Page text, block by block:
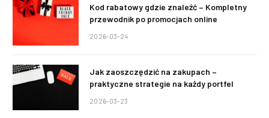
Kod rabatowy gdzie znaleźć – Kompletny
przewodnik po promocjach online
2026-03-24
Jak zaoszczędzić na zakupach –
praktyczne strategie na każdy portfel
2026-03-23